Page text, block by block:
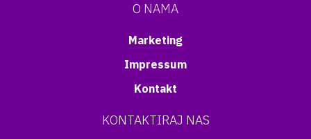
O NAMA
Marketing
Impressum
Kontakt
KONTAKTIRAJ NAS